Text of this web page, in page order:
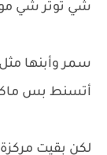
شي توتر شي
سمر وأبنها
أتسنط بس
لكن بقيت